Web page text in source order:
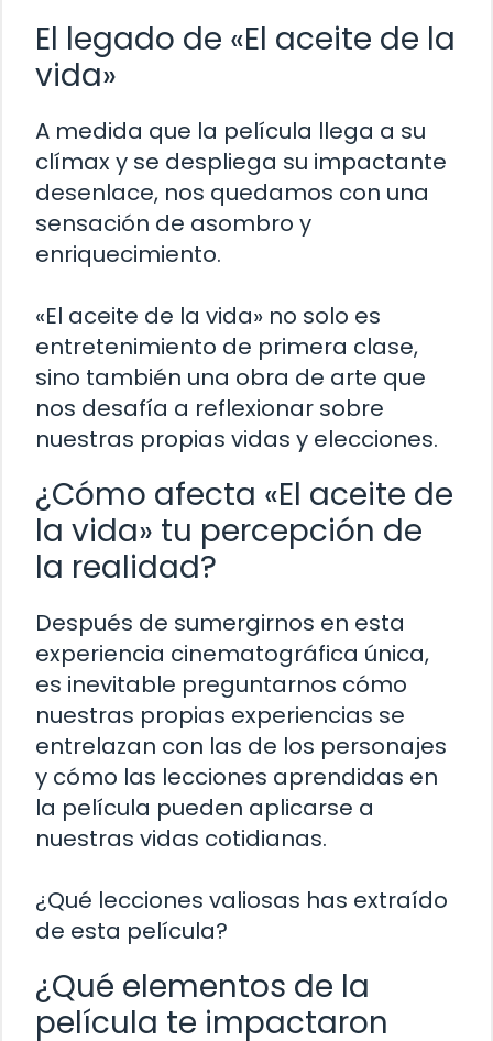
El legado de «El aceite de la
vida»
A medida que la película llega a su
clímax y se despliega su impactante
desenlace, nos quedamos con una
sensación de asombro y
enriquecimiento.
«El aceite de la vida» no solo es
entretenimiento de primera clase,
sino también una obra de arte que
nos desafía a reflexionar sobre
nuestras propias vidas y elecciones.
¿Cómo afecta «El aceite de
la vida» tu percepción de
la realidad?
Después de sumergirnos en esta
experiencia cinematográfica única,
es inevitable preguntarnos cómo
nuestras propias experiencias se
entrelazan con las de los personajes
y cómo las lecciones aprendidas en
la película pueden aplicarse a
nuestras vidas cotidianas.
¿Qué lecciones valiosas has extraído
de esta película?
¿Qué elementos de la
película te impactaron